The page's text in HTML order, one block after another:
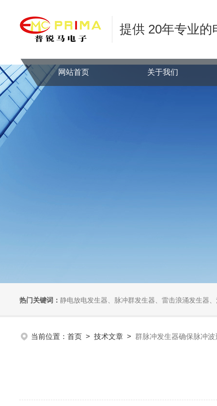
提供 20年专业
网站首页 关于我们
热门关键词： 静电放电发生器、脉冲群发生器、雷击浪涌发生器、汽车干扰模拟器、组
当前位置： 首页 > 技术文章 > 群脉冲发生器确保脉冲